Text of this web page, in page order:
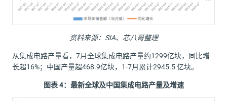
资料来源： SIA、芯八哥整理
从集成电路产量看，7月全球集成电路产量约1299亿块，同比增
长超16%；中国产量超468.9亿块，1-7月累计2945.5 亿块。
图表4：最新全球及中国集成电路产量及增速